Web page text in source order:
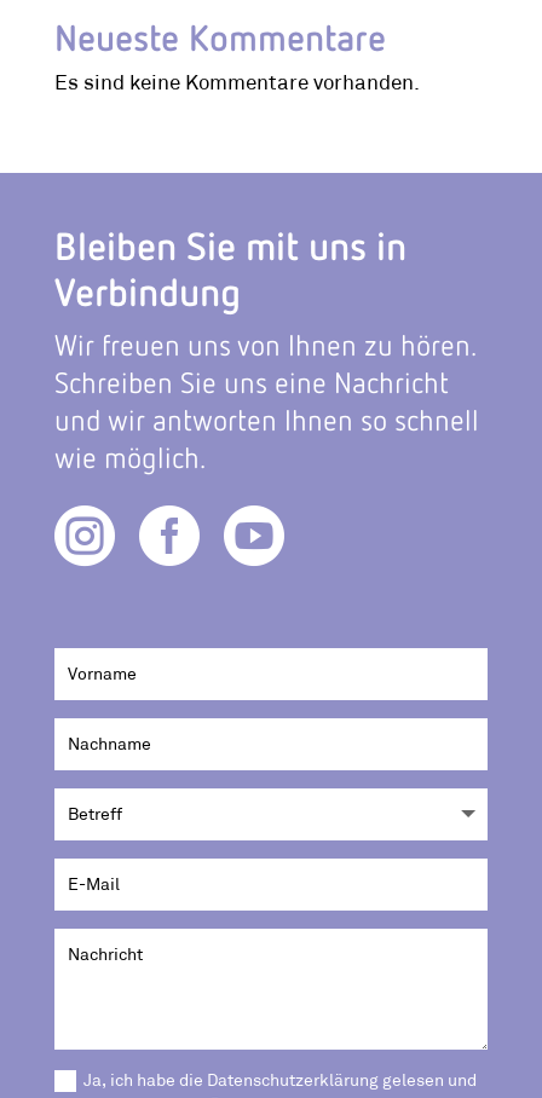
Neueste Kommentare
Es sind keine Kommentare vorhanden.
Bleiben Sie mit uns in
Verbindung
Wir freuen uns von Ihnen zu hören.
Schreiben Sie uns eine Nachricht
und wir antworten Ihnen so schnell
wie möglich.
  
Ja, ich habe die Datenschutzerklärung gelesen und